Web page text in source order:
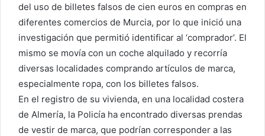
del uso de billetes falsos de cien euros en compras en
diferentes comercios de Murcia, por lo que inició una
investigación que permitió identificar al ‘comprador’. El
mismo se movía con un coche alquilado y recorría
diversas localidades comprando artículos de marca,
especialmente ropa, con los billetes falsos.
En el registro de su vivienda, en una localidad costera
de Almería, la Policía ha encontrado diversas prendas
de vestir de marca, que podrían corresponder a las